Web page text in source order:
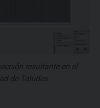
resultante en el
de Taludes